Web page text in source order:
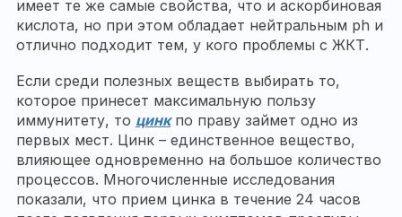
имеет те же самые свойства, что и аскорбиновая
кислота, но при этом обладает нейтральным ph и
отлично подходит тем, у кого проблемы с ЖКТ.
Если среди полезных веществ выбирать то,
которое принесет максимальную пользу
иммунитету, то цинкпо праву займет одно из
первых мест. Цинк – единственное вещество,
влияющее одновременно на большое количество
процессов. Многочисленные исследования
показали, что прием цинка в течение 24 часов